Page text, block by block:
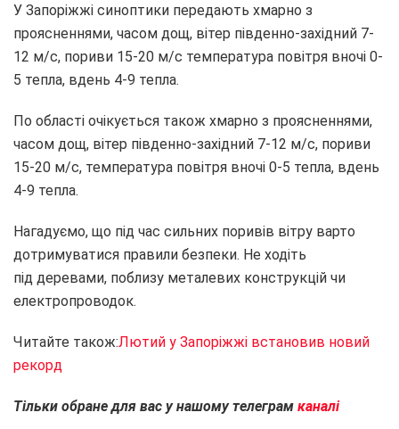
У Запоріжжі синоптики передають хмарно з
проясненнями, часом дощ, вітер південно-західний 7-
12 м/с, пориви 15-20 м/с температура повітря вночі 0-
5 тепла, вдень 4-9 тепла.
По області очікується також хмарно з проясненнями,
часом дощ, вітер південно-західний 7-12 м/с, пориви
15-20 м/с, температура повітря вночі 0-5 тепла, вдень
4-9 тепла.
Нагадуємо, що під час сильних поривів вітру варто
дотримуватися правили безпеки. Не ходіть
під деревами, поблизу металевих конструкцій чи
електропроводок.
Читайте також:Лютий у Запоріжжі встановив новий
рекорд
Тільки обране для вас у нашому телеграм каналі